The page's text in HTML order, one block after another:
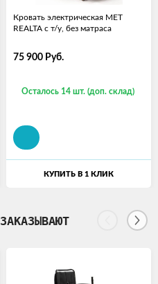
Кровать электрическая МЕТ
REALTA с т/у, без матраса
75 900 Руб.
Осталось 14 шт. (доп. склад)
КУПИТЬ В 1 КЛИК